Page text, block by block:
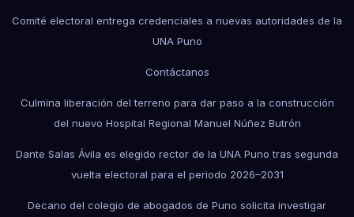
Comité electoral entrega credenciales a nuevas autoridades de la
UNA Puno
Contáctanos
Culmina liberación del terreno para dar paso a la construcción
del nuevo Hospital Regional Manuel Núñez Butrón
Dante Salas Ávila es elegido rector de la UNA Puno tras segunda
vuelta electoral para el periodo 2026–2031
Decano del colegio de abogados de Puno solicita investigar